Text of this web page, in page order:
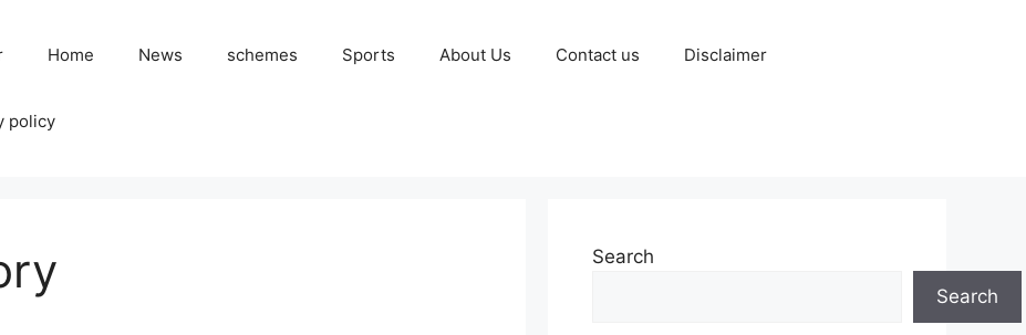
Home News schemes Sports About Us Contact us Disclaimer
policy
Search
Search